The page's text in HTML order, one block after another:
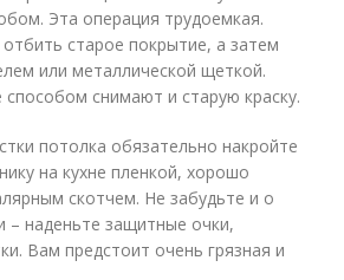
Эта операция трудоемкая.
старое покрытие, а затем
или металлической щеткой.
снимают и старую краску.
потолка обязательно накройте
на кухне пленкой, хорошо
скотчем. Не забудьте и о
– наденьте защитные очки,
Вам предстоит очень грязная и